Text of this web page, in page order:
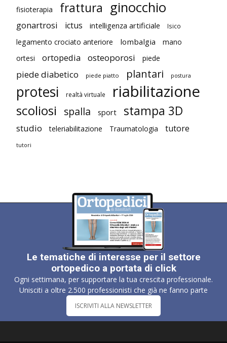
fisioterapia frattura ginocchio
gonartrosi ictus intelligenza artificiale Isico
legamento crociato anteriore lombalgia
mano
ortesi
ortopedia osteoporosi piede
piede diabetico piede piatto plantari postura
protesi realtà virtuale riabilitazione
scoliosi spalla sport stampa 3D
studio teleriabilitazione Traumatologia tutore
tutori
Le tematiche di interesse per il settore
ortopedico a portata di click
Ogni settimana, per supportare la tua crescita professionale.
Unisciti a oltre 2.500 professionisti che già ne fanno parte
ISCRIVITI ALLA NEWSLETTER